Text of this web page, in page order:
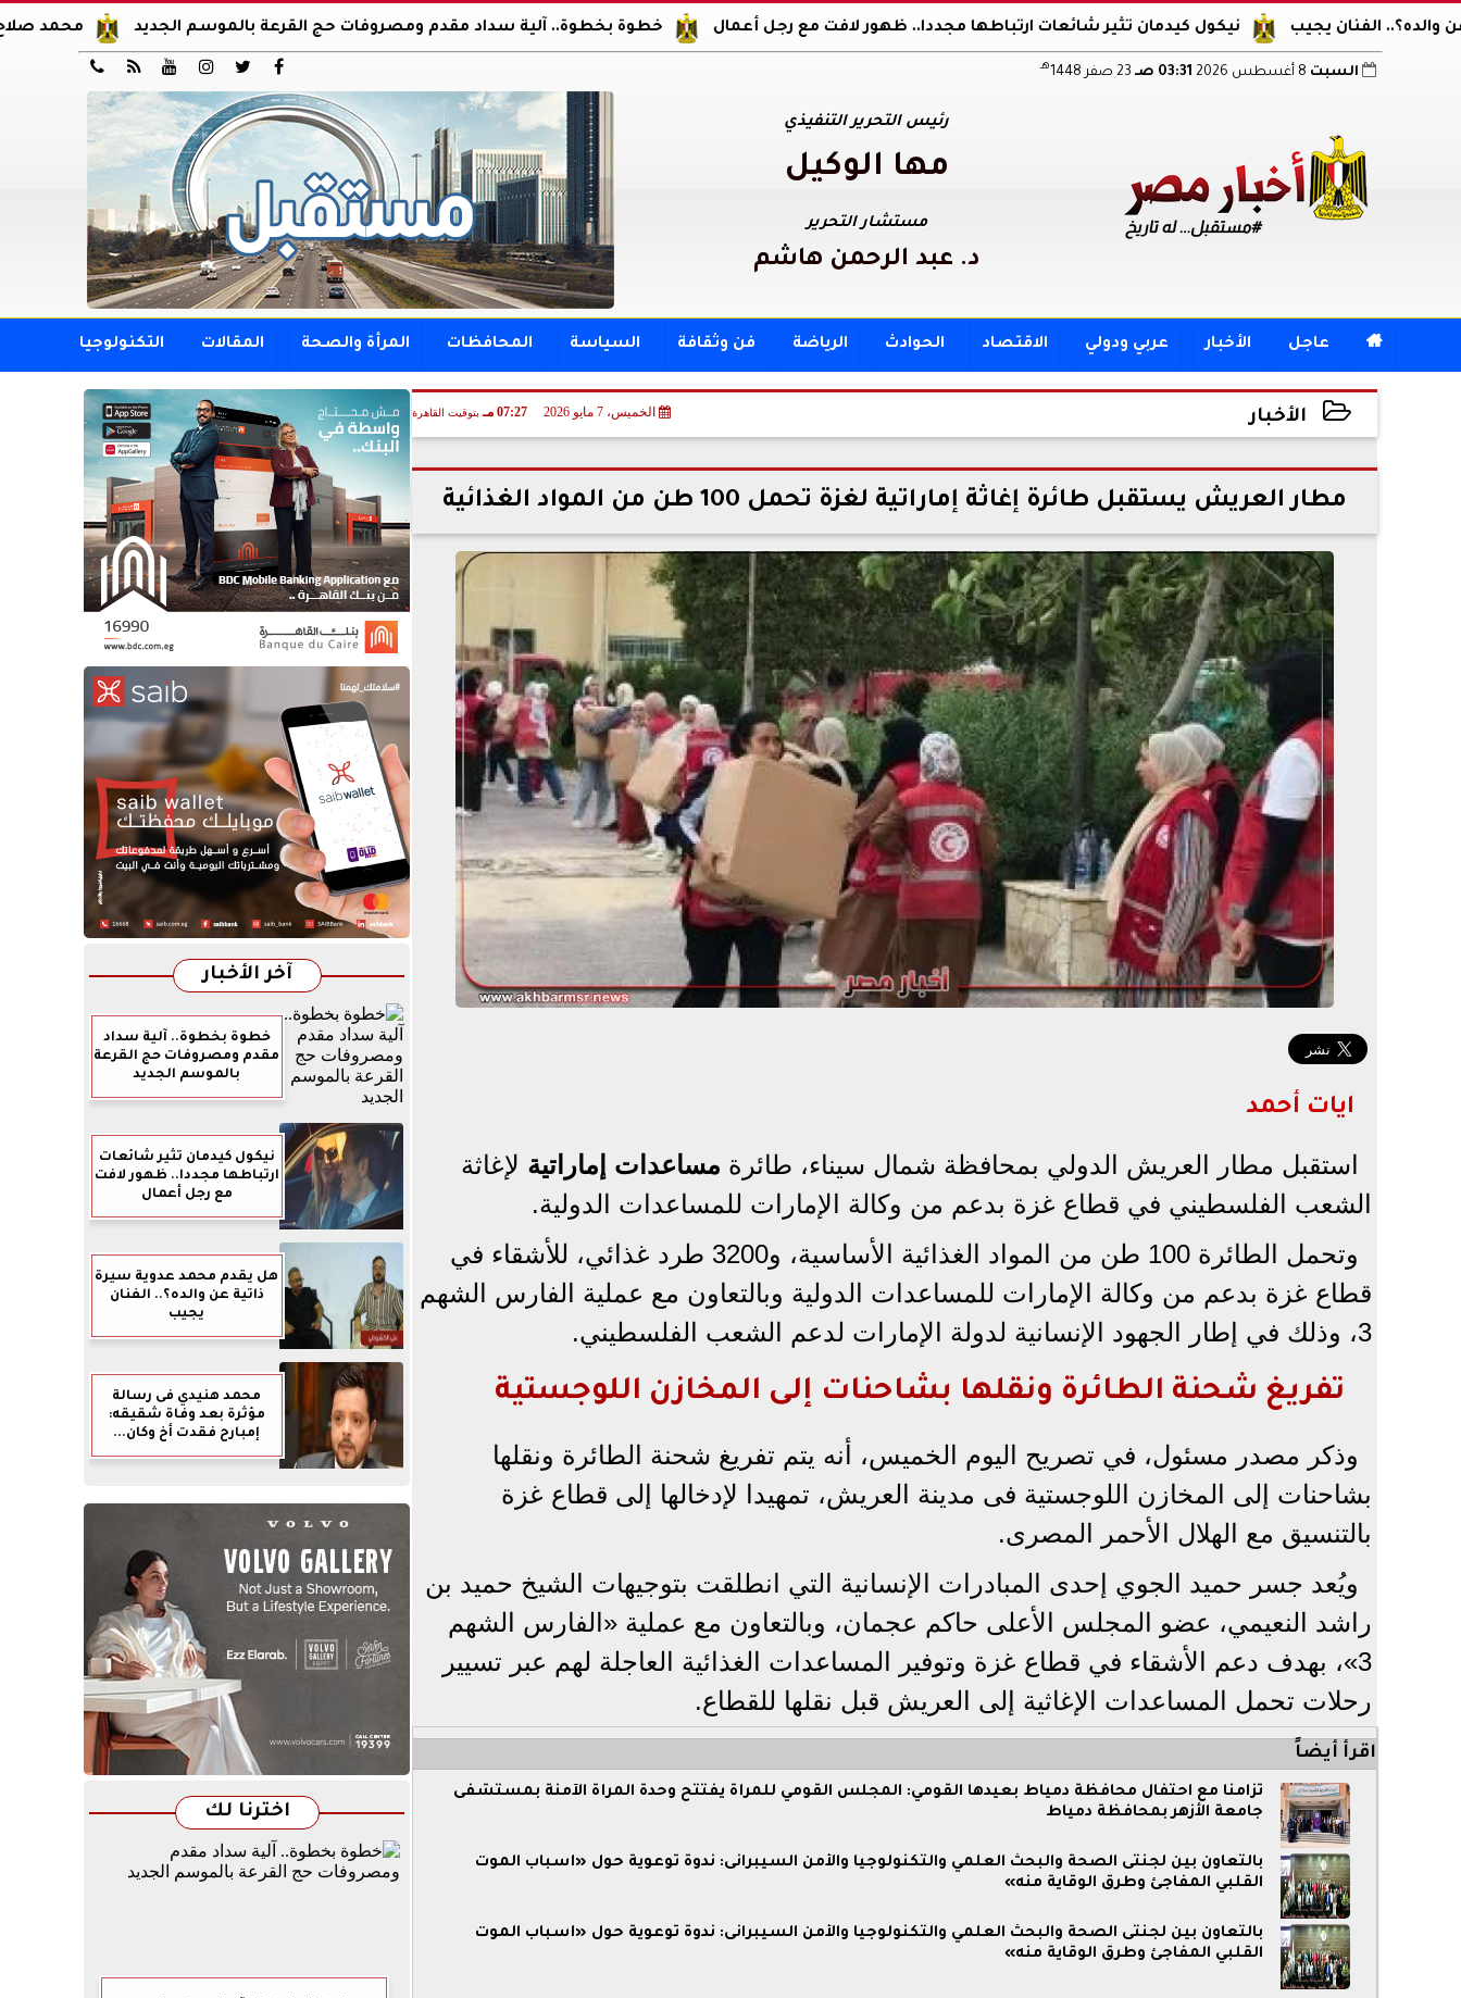
محمد صلاح يوقع خطوة بخطوة.. آلية سداد مقدم ومصروفات حج القرعة بالموسم الجديد نيكول كيدمان تثير شائعات ارتباطها مجددا.. ظهور لافت مع رجل أعمال يجيب





 السبت 03:31 صـ هـ
رئيس التحرير التنفيذي
مها الوكيل
مستشار التحرير
د. عبد الرحمن هاشم
 عاجل الأخبار عربي ودولي الاقتصاد الحوادث الرياضة فن وثقافة السياسة المحافظات المرأة والصحة المقالات التكنولوجيا
الأخبار الخميس، 7 مايو 2026 07:27 مـ بتوقيت القاهرة
2026-05-07 19:27:29
مطار العريش يستقبل طائرة إغاثة إماراتية لغزة تحمل 100 طن من المواد الغذائية
ايات أحمد
استقبل مطار العريش الدولي بمحافظة شمال سيناء، طائرة مساعدات إماراتية لإغاثة
الشعب الفلسطيني في قطاع غزة بدعم من وكالة الإمارات للمساعدات الدولية.
وتحمل الطائرة 100 طن من المواد الغذائية الأساسية، و3200 طرد غذائي، للأشقاء في
قطاع غزة بدعم من وكالة الإمارات للمساعدات الدولية وبالتعاون مع عملية الفارس الشهم
3، وذلك في إطار الجهود الإنسانية لدولة الإمارات لدعم الشعب الفلسطيني.
تفريغ شحنة الطائرة ونقلها بشاحنات إلى المخازن اللوجستية
وذكر مصدر مسئول، في تصريح اليوم الخميس، أنه يتم تفريغ شحنة الطائرة ونقلها
بشاحنات إلى المخازن اللوجستية فى مدينة العريش، تمهيدا لإدخالها إلى قطاع غزة
بالتنسيق مع الهلال الأحمر المصرى.
ويُعد جسر حميد الجوي إحدى المبادرات الإنسانية التي انطلقت بتوجيهات الشيخ حميد بن
راشد النعيمي، عضو المجلس الأعلى حاكم عجمان، وبالتعاون مع عملية «الفارس الشهم
3»، بهدف دعم الأشقاء في قطاع غزة وتوفير المساعدات الغذائية العاجلة لهم عبر تسيير
رحلات تحمل المساعدات الإغاثية إلى العريش قبل نقلها للقطاع.
اقرأ أيضاً
تزامنًا مع احتفال محافظة دمياط بعيدها القومي: المجلس القومي للمرأة يفتتح وحدة المرأة الآمنة بمستشفى
جامعة الأزهر بمحافظة دمياط
بالتعاون بين لجنتى الصحة والبحث العلمي والتكنولوجيا والأمن السيبرانى: ندوة توعوية حول «أسباب الموت
القلبي المفاجئ وطرق الوقاية منه»
بالتعاون بين لجنتى الصحة والبحث العلمي والتكنولوجيا والأمن السيبرانى: ندوة توعوية حول «أسباب الموت
القلبي المفاجئ وطرق الوقاية منه»
آخر الأخبار
خطوة بخطوة.. آلية سداد
مقدم ومصروفات حج القرعة
بالموسم الجديد
نيكول كيدمان تثير شائعات
ارتباطها مجددا.. ظهور لافت
مع رجل أعمال
هل يقدم محمد عدوية سيرة
ذاتية عن والده؟.. الفنان
يجيب
محمد هنيدي فى رسالة
مؤثرة بعد وفاة شقيقه:
إمبارح فقدت أخ وكان...
اخترنا لك